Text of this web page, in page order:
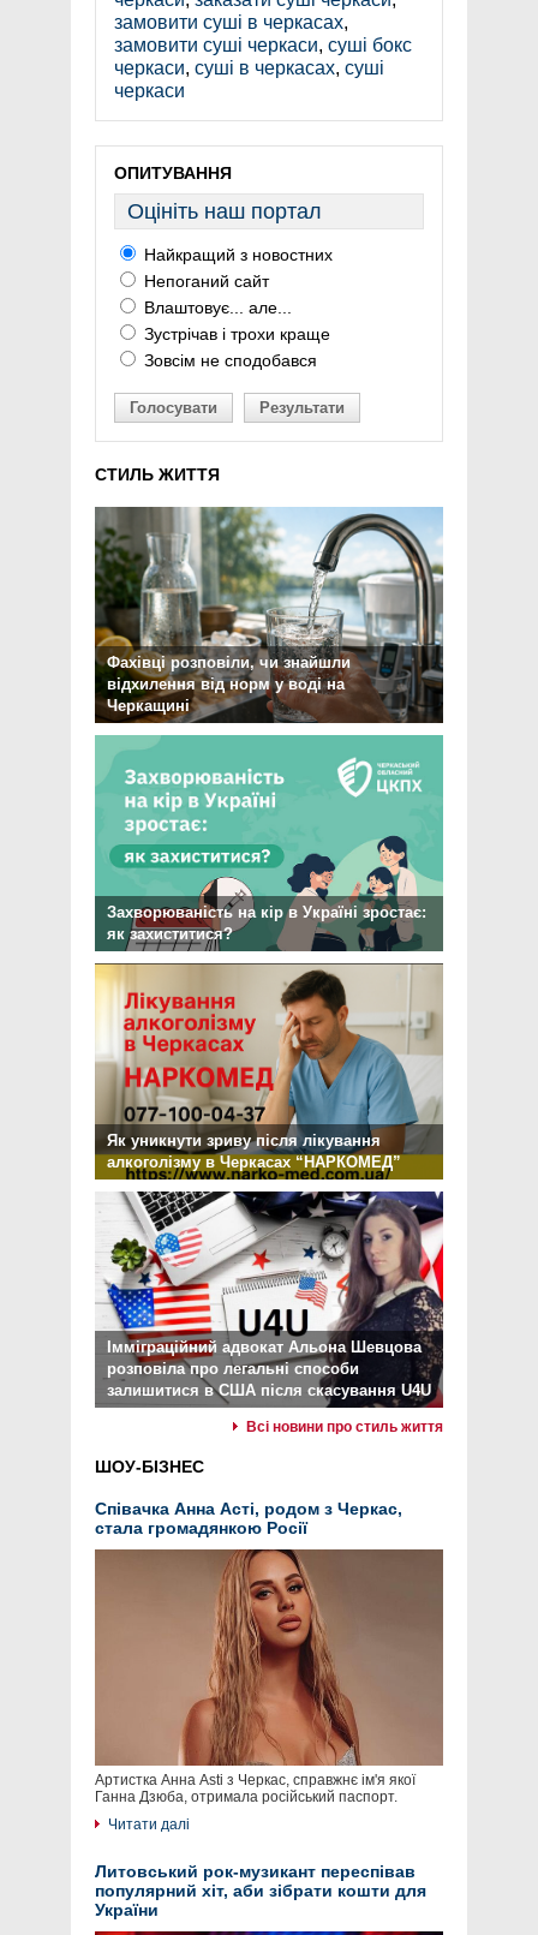
замовити суші в черкасах,
замовити суші черкаси, суші бокс
черкаси, суші в черкасах, суші
черкаси
ОПИТУВАННЯ
Оцініть наш портал
Найкращий з новостних
Непоганий сайт
Влаштовує... але...
Зустрічав і трохи краще
Зовсім не сподобався
Голосувати Результати
СТИЛЬ ЖИТТЯ
Фахівці розповіли, чи знайшли
відхилення від норм у воді на
Черкащині
Захворюваність на кір в Україні зростає:
як захиститися?
Як уникнути зриву після лікування
алкоголізму в Черкасах “НАРКОМЕД”
Імміграційний адвокат Альона Шевцова
розповіла про легальні способи
залишитися в США після скасування U4U
Всі новини про стиль життя
ШОУ-БІЗНЕС
Співачка Анна Асті, родом з Черкас,
стала громадянкою Росії
Артистка Анна Asti з Черкас, справжнє ім'я якої
Ганна Дзюба, отримала російський паспорт.
Читати далі
Литовський рок-музикант переспівав
популярний хіт, аби зібрати кошти для
України